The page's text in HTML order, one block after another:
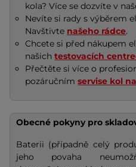
kola? Více se dozvíte v
Nevíte si rady s výběrem
Navštivte našeho rádce.
Chcete si před nákupem
našichtestovacích
Přečtěte si více o
pozáručnímservise kol
Obecné pokyny pro
Baterii (případně celý
jeho povaha